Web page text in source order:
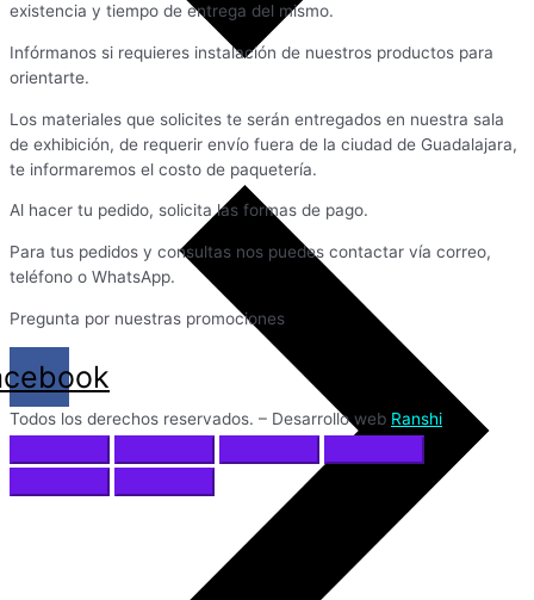
existencia y tiempo de entrega del mismo.
Infórmanos si requieres instalación de nuestros productos para
orientarte.
Los materiales que solicites te serán entregados en nuestra sala
de exhibición, de requerir envío fuera de la ciudad de Guadalajara,
te informaremos el costo de paquetería.
Al hacer tu pedido, solicita las formas de pago.
Para tus pedidos y consultas nos puedes contactar vía correo,
teléfono o WhatsApp.
Pregunta por nuestras promociones
Todos los derechos reservados. – Desarrollo web Ranshi